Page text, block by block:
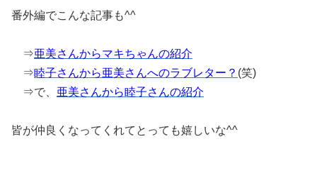
番外編でこんな記事も^^
⇒亜美さんからマキちゃんの紹介
⇒睦子さんから亜美さんへのラブレター？ (笑)
⇒で、 亜美さんから睦子さんの紹介
皆が仲良くなってくれてとっても嬉しいな^^